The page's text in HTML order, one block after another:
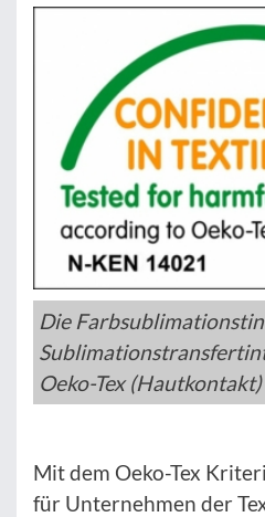
Die
Oeko-Tex
Mit dem Oeko-Tex
für Unternehmen der